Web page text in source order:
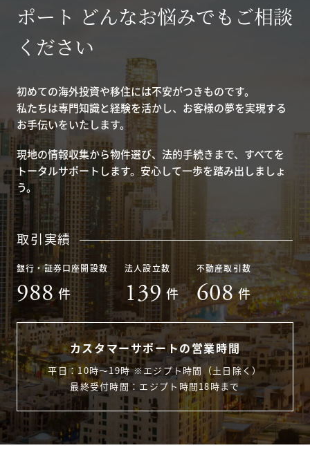
ポート どんなお悩みでもご相談
ください
初めての海外投資や移住には不安がつきものです。
私たちは専門知識と経験を活かし、お客様の夢を実現する
お手伝いをいたします。
現地の情報収集から物件選び、法的手続きまで、すべてを
トータルサポートします。安心して一歩を踏み出しましょ
う。
取引実績
銀行・証券口座開設数
988 件
法人設立数
139 件
不動産取引数
608 件
カスタマーサポートの営業時間
平日：10時〜19時 ※エジプト時間（土日除く）
最終受付時間：エジプト時間18時まで